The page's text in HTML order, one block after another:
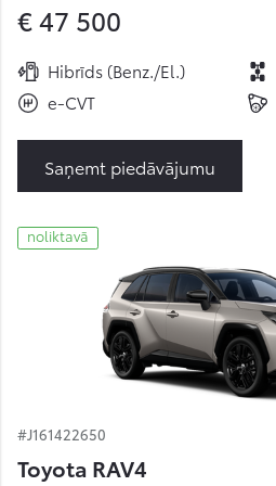
€ 47 500
Hibrīds (Benz./El.)
e-CVT
Saņemt piedāvājumu
noliktavā
#J161422650
Toyota RAV4